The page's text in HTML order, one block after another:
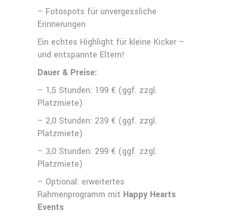
– Fotospots für unvergessliche
Erinnerungen
Ein echtes Highlight für kleine Kicker –
und entspannte Eltern!
Dauer & Preise:
– 1,5 Stunden: 199 € (ggf. zzgl.
Platzmiete)
– 2,0 Stunden: 239 € (ggf. zzgl.
Platzmiete)
– 3,0 Stunden: 299 € (ggf. zzgl.
Platzmiete)
– Optional: erweitertes
Rahmenprogramm mit Happy Hearts
Events